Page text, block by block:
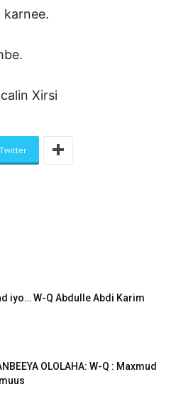
karnee.
Xirsi
Twitter
iyo… W-Q Abdulle Abdi Karim
OLOLAHA: W-Q : Maxmud